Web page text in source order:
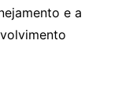
e a